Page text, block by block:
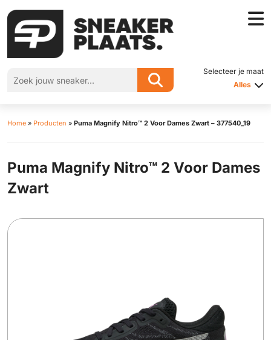
Selecteer je maat
Alles
Home » Producten » Puma Magnify Nitro™ 2 Voor Dames Zwart – 377540_19
Puma Magnify Nitro™ 2 Voor Dames
Zwart